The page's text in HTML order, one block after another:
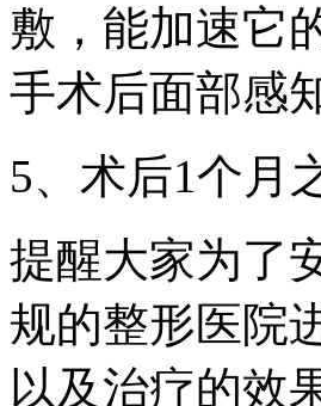
敷，能加速它
手术后面部感
5、术后1个月
提醒大家为了
规的整形医院
以及治疗的效